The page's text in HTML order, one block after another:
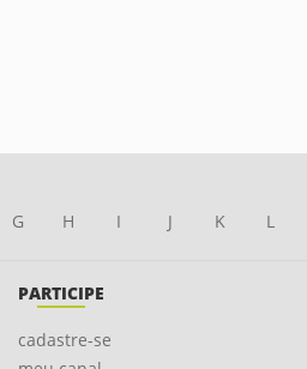
G H I J K L
PARTICIPE
cadastre-se